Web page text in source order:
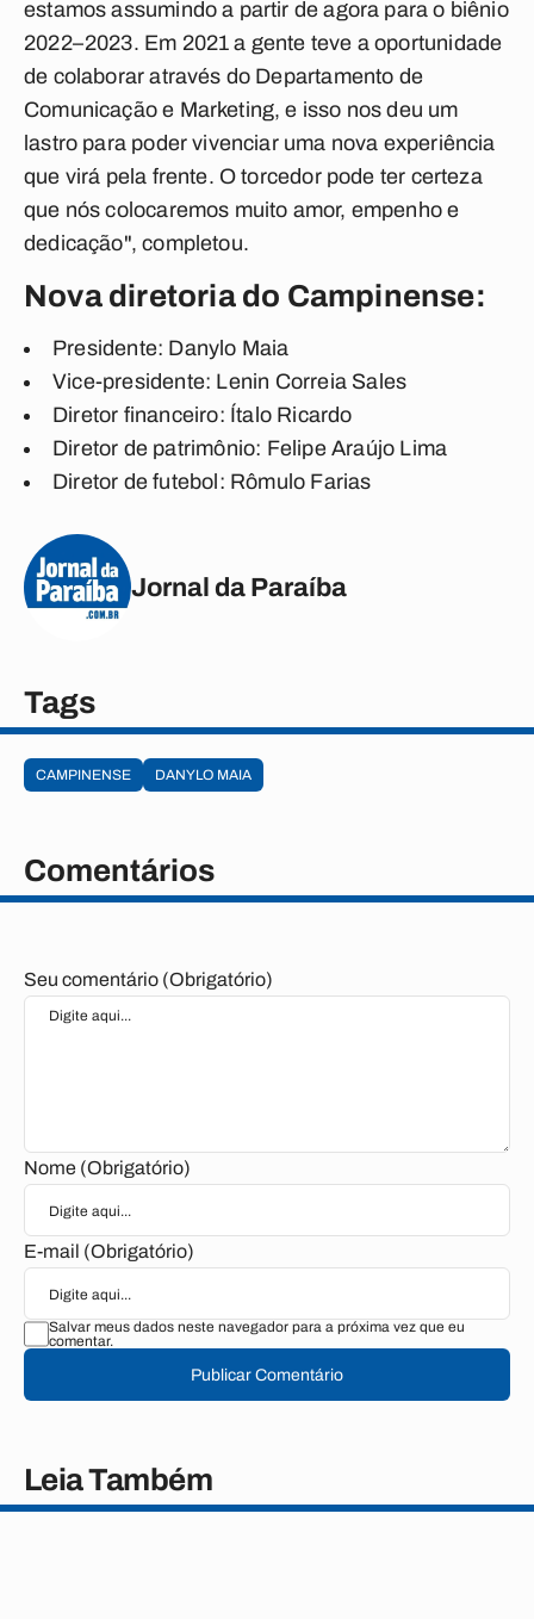
estamos assumindo a partir de agora para o biênio
2022–2023. Em 2021 a gente teve a oportunidade
de colaborar através do Departamento de
Comunicação e Marketing, e isso nos deu um
lastro para poder vivenciar uma nova experiência
que virá pela frente. O torcedor pode ter certeza
que nós colocaremos muito amor, empenho e
dedicação", completou.
Nova diretoria do Campinense:
Presidente: Danylo Maia
Vice-presidente: Lenin Correia Sales
Diretor financeiro: Ítalo Ricardo
Diretor de patrimônio: Felipe Araújo Lima
Diretor de futebol: Rômulo Farias
Jornal da Paraíba
Tags
CAMPINENSE DANYLO MAIA
Comentários
Seu comentário (Obrigatório)
Nome (Obrigatório)
E-mail (Obrigatório)
Salvar meus dados neste navegador para a próxima vez que eu
comentar.
Publicar Comentário
Leia Também